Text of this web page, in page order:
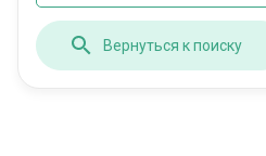
Вернуться к поиску